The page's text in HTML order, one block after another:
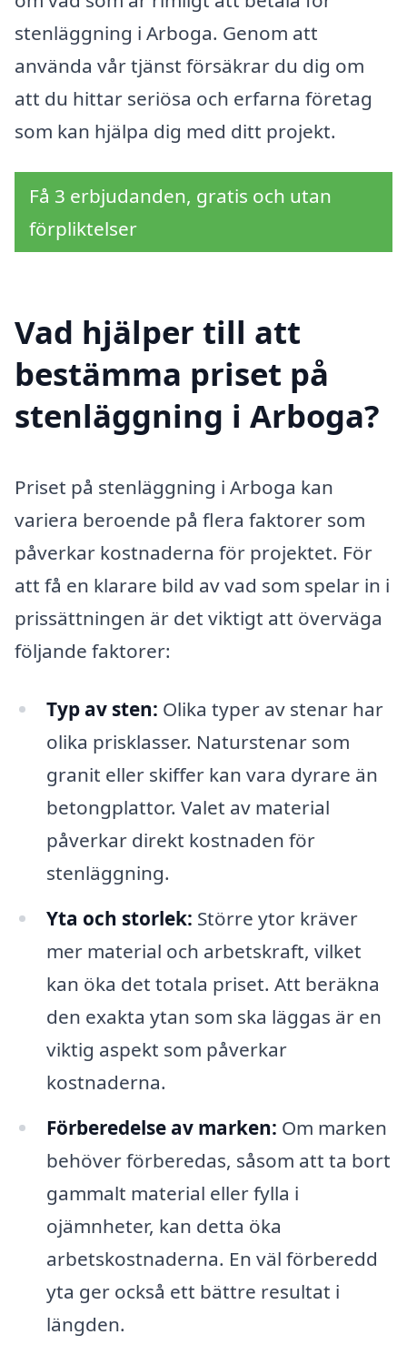
stenläggning i Arboga. Genom att
använda vår tjänst försäkrar du dig om
att du hittar seriösa och erfarna företag
som kan hjälpa dig med ditt projekt.
Få 3 erbjudanden, gratis och utan
förpliktelser
Vad hjälper till att
bestämma priset på
stenläggning i Arboga?
Priset på stenläggning i Arboga kan
variera beroende på flera faktorer som
påverkar kostnaderna för projektet. För
att få en klarare bild av vad som spelar in i
prissättningen är det viktigt att överväga
följande faktorer:
Typ av sten: Olika typer av stenar har
olika prisklasser. Naturstenar som
granit eller skiffer kan vara dyrare än
betongplattor. Valet av material
påverkar direkt kostnaden för
stenläggning.
Yta och storlek: Större ytor kräver
mer material och arbetskraft, vilket
kan öka det totala priset. Att beräkna
den exakta ytan som ska läggas är en
viktig aspekt som påverkar
kostnaderna.
Förberedelse av marken: Om marken
behöver förberedas, såsom att ta bort
gammalt material eller fylla i
ojämnheter, kan detta öka
arbetskostnaderna. En väl förberedd
yta ger också ett bättre resultat i
längden.